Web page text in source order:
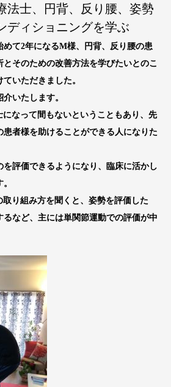
法士、円背、反り腰、姿勢
ディショニングを学ぶ
めて2年になるM様、円背、反り腰の患
そのための改善方法を学びたいとのこ
いただきました。
いたします。
なって間もないということもあり、先
者様を助けることができる人になりた
を評価できるようになり、臨床に活かし
り組み方を聞くと、姿勢を評価した
るなど、主には単関節運動での評価が中